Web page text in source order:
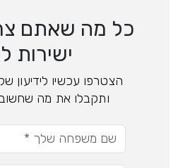
כל מה שאתם
ישירות
הצטרפו עכשיו לידיעון
ותקבלו את מה